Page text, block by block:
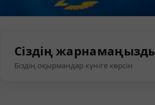
Сіздің
Біздің оқырмандар күніге көрсін